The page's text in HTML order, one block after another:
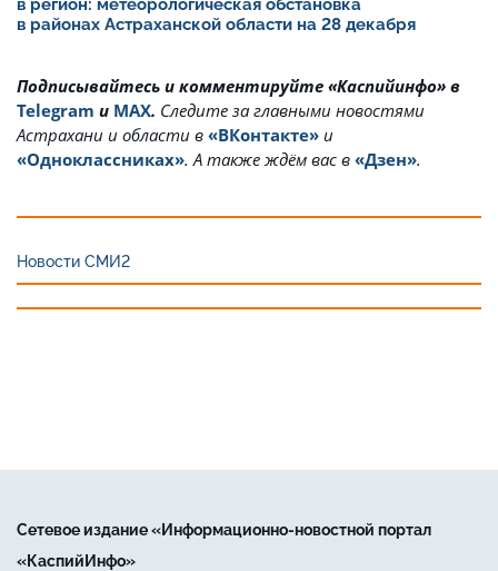
в регион: метеорологическая обстановка
в районах Астраханской области на 28 декабря
Подписывайтесь и комментируйте «Каспийинфо» в
Telegram и MAX. Cледите за главными новостями
Астрахани и области в «ВКонтакте» и
«Одноклассниках». А также ждём вас в «Дзен».
Новости СМИ2
Сетевое издание «Информационно-новостной портал
«КаспийИнфо»